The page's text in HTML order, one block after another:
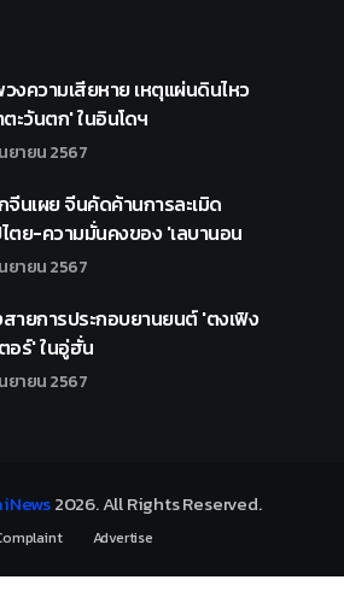
งความเสียหาย เหตุแผ่นดินไหว
ะวันตก' ในอินโดฯ
ยายน 2567
จีนเผย จีนคัดค้านการละเมิด
ตย-ความมั่นคงของ 'เลบานอน
ยายน 2567
ายการประกอบยานยนต์ 'ตงเฟิง
อร์' ในอู่ฮั่น
ยายน 2567
2026. All Rights Reserved.
Advertise